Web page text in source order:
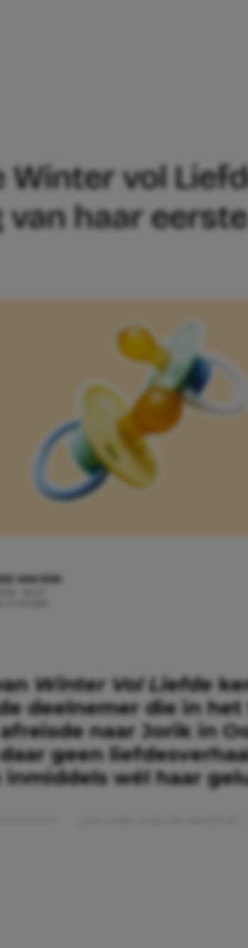
Winter vol
haar
VAN EIJK
Winter Vol Liefde
deelnemer die in
naar Jorik in
geen
inmiddels wél haar